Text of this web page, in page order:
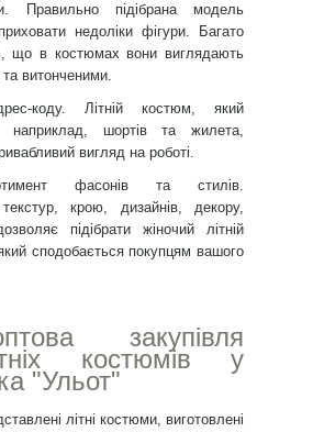
Правильно підібрана модель
недоліки фігури. Багато
що в костюмах вони виглядають
витонченими.
дрес-коду. Літній костюм, який
наприклад, шортів та жилета,
вигляд на роботі.
фасонів та стилів.
текстур, крою, дизайнів, декору,
підібрати жіночий літній
сподобається покупцям вашого
закупівля
костюмів у
"Ульот"
літні костюми, виготовлені